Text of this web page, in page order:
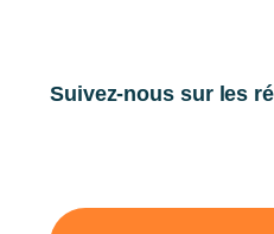
Suivez-nous sur les